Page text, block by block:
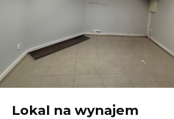
Lokal na wynajem